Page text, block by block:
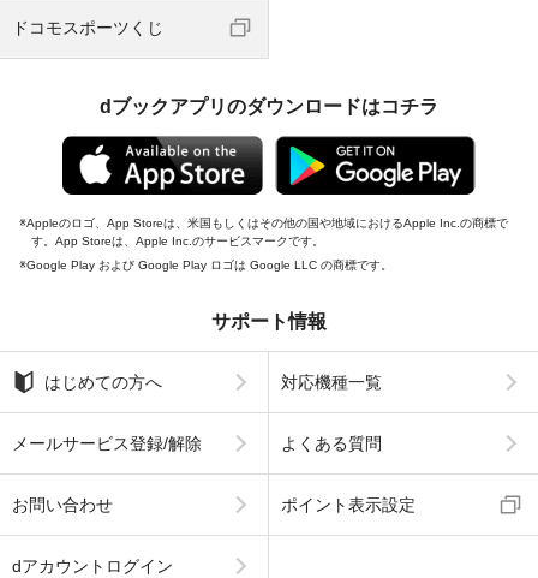
ドコモスポーツくじ
dブックアプリのダウンロードはコチラ
Appleのロゴ、App Storeは、米国もしくはその他の国や地域におけるApple Inc.の商標で
す。App Storeは、Apple Inc.のサービスマークです。
Google Play および Google Play ロゴは Google LLC の商標です。
サポート情報
はじめての方へ 対応機種一覧
メールサービス登録/解除 よくある質問
お問い合わせ ポイント表示設定
dアカウントログイン